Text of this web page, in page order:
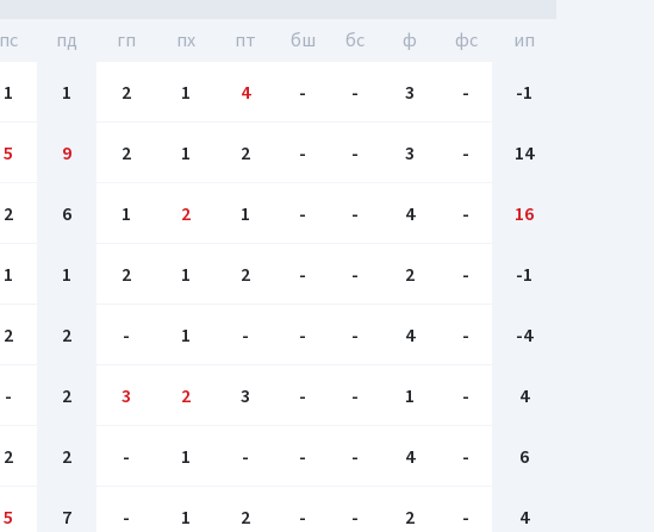
пс пд гп пх пт бш бc ф фс ип
1 1 2 1 4 - - 3 - -1
5 9 2 1 2 - - 3 - 14
2 6 1 2 1 - - 4 - 16
1 1 2 1 2 - - 2 - -1
2 2 - 1 - - - 4 - -4
- 2 3 2 3 - - 1 - 4
2 2 - 1 - - - 4 - 6
5 7 - 1 2 - - 2 - 4